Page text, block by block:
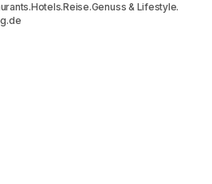
Hotels.Reise.Genuss & Lifestyle.